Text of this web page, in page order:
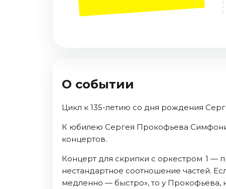
Октябрь 2026О событии
Цикл к 135-летию со дня рождения
К юбилею Сергея Прокофьева
концертов.
Концерт для скрипки с оркестром 1 —
нестандартное соотношение частей.
медленно — быстро», то у Прокофьева,